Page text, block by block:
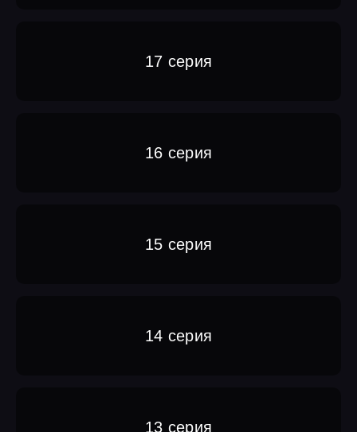
17 серия
16 серия
15 серия
14 серия
13 серия